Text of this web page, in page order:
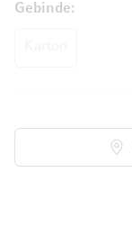
Gebinde